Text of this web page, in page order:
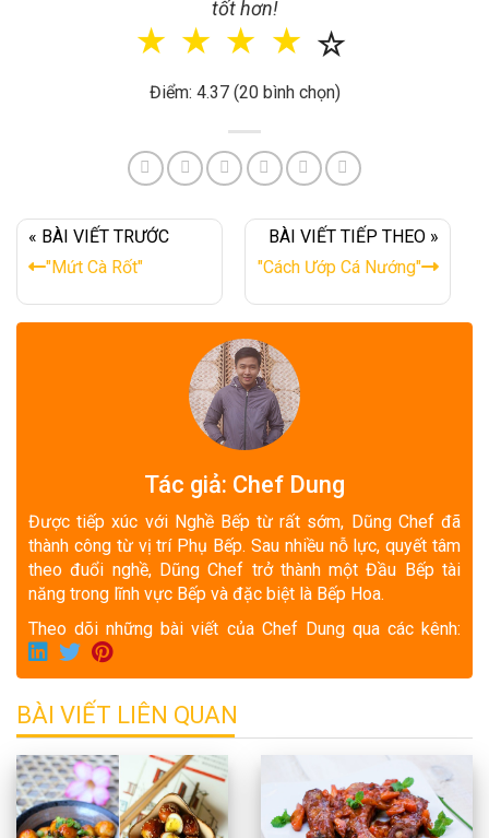
tốt hơn!
☆
☆
☆
☆
☆
Điểm: 4.37 (20 bình chọn)
« BÀI VIẾT TRƯỚC
"Mứt Cà Rốt"
BÀI VIẾT TIẾP THEO »
"Cách Ướp Cá Nướng"
Tác giả: Chef Dung
Được tiếp xúc với Nghề Bếp từ rất sớm, Dũng Chef đã
thành công từ vị trí Phụ Bếp. Sau nhiều nỗ lực, quyết tâm
theo đuổi nghề, Dũng Chef trở thành một Đầu Bếp tài
năng trong lĩnh vực Bếp và đặc biệt là Bếp Hoa.
Theo dõi những bài viết của Chef Dung qua các kênh:
BÀI VIẾT LIÊN QUAN